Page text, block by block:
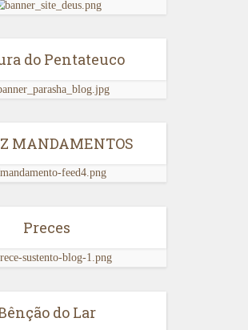
do Pentateuco
MANDAMENTOS
Preces
do Lar